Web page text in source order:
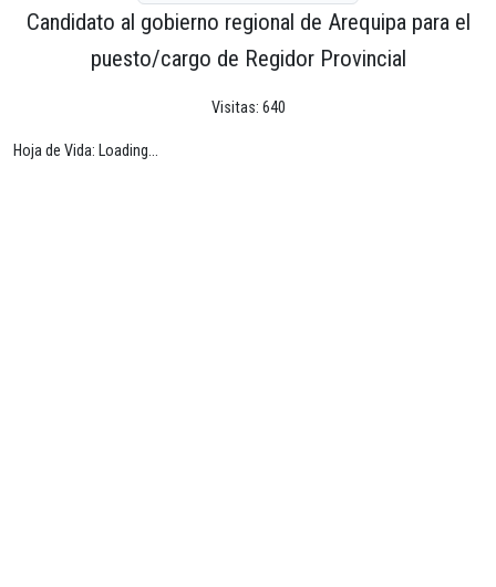
Candidato al gobierno regional de Arequipa para el
puesto/cargo de Regidor Provincial
Visitas: 640
Hoja de Vida: Loading...